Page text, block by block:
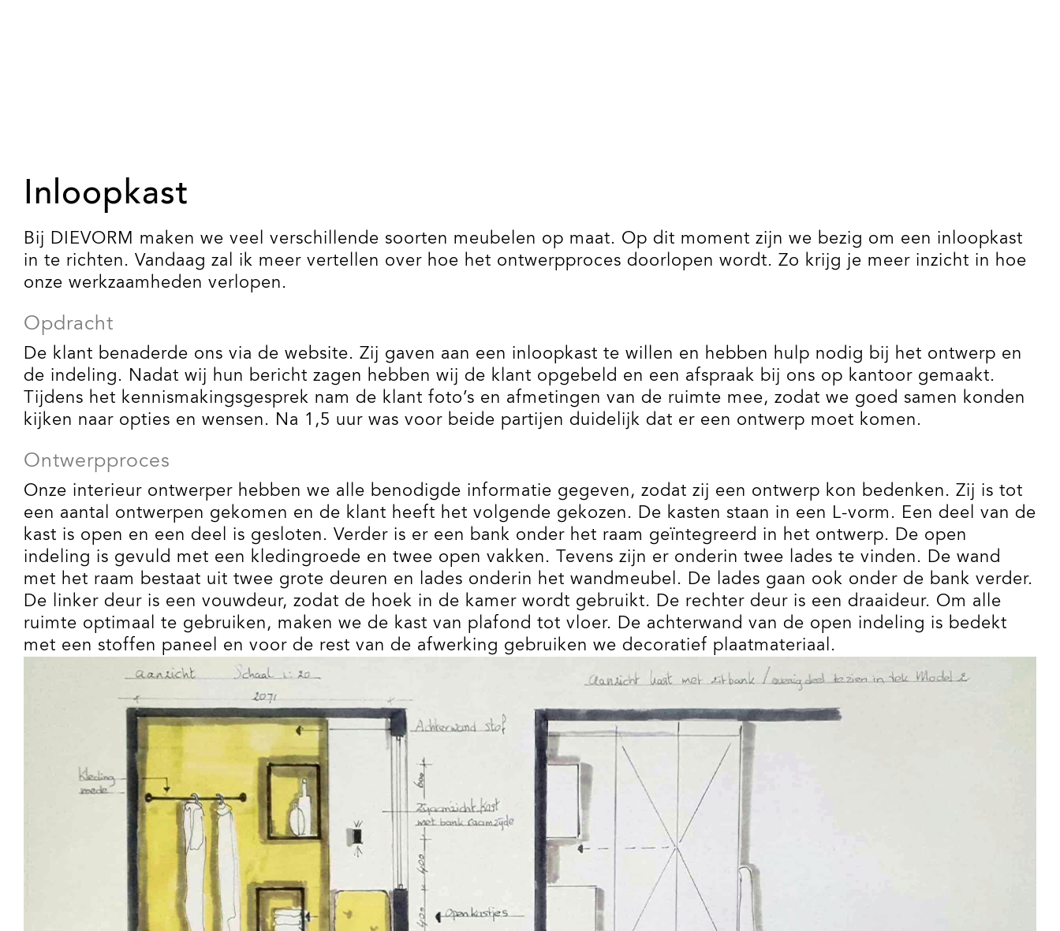
Inloopkast
Bij DIEVORM maken we veel verschillende soorten meubelen op maat. Op dit moment zijn we bezig om een inloopkast
in te richten. Vandaag zal ik meer vertellen over hoe het ontwerpproces doorlopen wordt. Zo krijg je meer inzicht in hoe
onze werkzaamheden verlopen.
Opdracht
De klant benaderde ons via de website. Zij gaven aan een inloopkast te willen en hebben hulp nodig bij het ontwerp en
de indeling. Nadat wij hun bericht zagen hebben wij de klant opgebeld en een afspraak bij ons op kantoor gemaakt.
Tijdens het kennismakingsgesprek nam de klant foto’s en afmetingen van de ruimte mee, zodat we goed samen konden
kijken naar opties en wensen. Na 1,5 uur was voor beide partijen duidelijk dat er een ontwerp moet komen.
Ontwerpproces
Onze interieur ontwerper hebben we alle benodigde informatie gegeven, zodat zij een ontwerp kon bedenken. Zij is tot
een aantal ontwerpen gekomen en de klant heeft het volgende gekozen. De kasten staan in een L-vorm. Een deel van de
kast is open en een deel is gesloten. Verder is er een bank onder het raam geïntegreerd in het ontwerp. De open
indeling is gevuld met een kledingroede en twee open vakken. Tevens zijn er onderin twee lades te vinden. De wand
met het raam bestaat uit twee grote deuren en lades onderin het wandmeubel. De lades gaan ook onder de bank verder.
De linker deur is een vouwdeur, zodat de hoek in de kamer wordt gebruikt. De rechter deur is een draaideur. Om alle
ruimte optimaal te gebruiken, maken we de kast van plafond tot vloer. De achterwand van de open indeling is bedekt
met een stoffen paneel en voor de rest van de afwerking gebruiken we decoratief plaatmateriaal.